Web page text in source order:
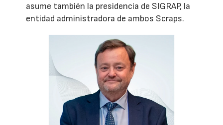
asume también la presidencia de SIGRAP, la
entidad administradora de ambos Scraps.